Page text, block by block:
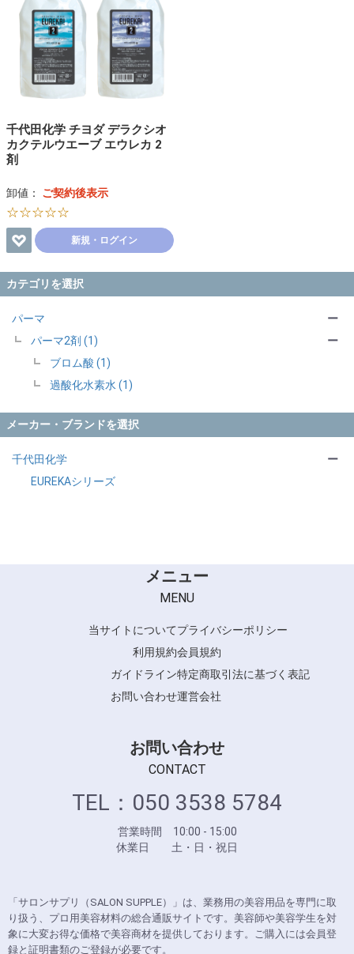
カテゴリを選択
パーマ
パーマ2剤 (1)
ブロム酸 (1)
過酸化水素水 (1)
ー
ー
メーカー・ブランドを選択
千代田化学
EUREKAシリーズ
ー
千代田化学 チヨダ デラクシオ
カクテルウエーブ エウレカ 2
剤
卸値： ご契約後表示
☆☆☆☆☆
新規・ログイン
メニュー
MENU
当サイトについてプライバシーポリシー
利用規約会員規約
ガイドライン特定商取引法に基づく表記
お問い合わせ運営会社
お問い合わせ
CONTACT
TEL：050 3538 5784
営業時間 10:00 - 15:00
休業日 土・日・祝日
「サロンサプリ（SALON SUPPLE）」は、業務用の美容用品を専門に取
り扱う、プロ用美容材料の総合通販サイトです。美容師や美容学生を対
象に大変お得な価格で美容商材を提供しております。ご購入には会員登
録と証明書類のご登録が必要です。